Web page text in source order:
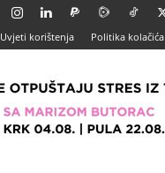
Uvjeti korištenja Politika kolačića